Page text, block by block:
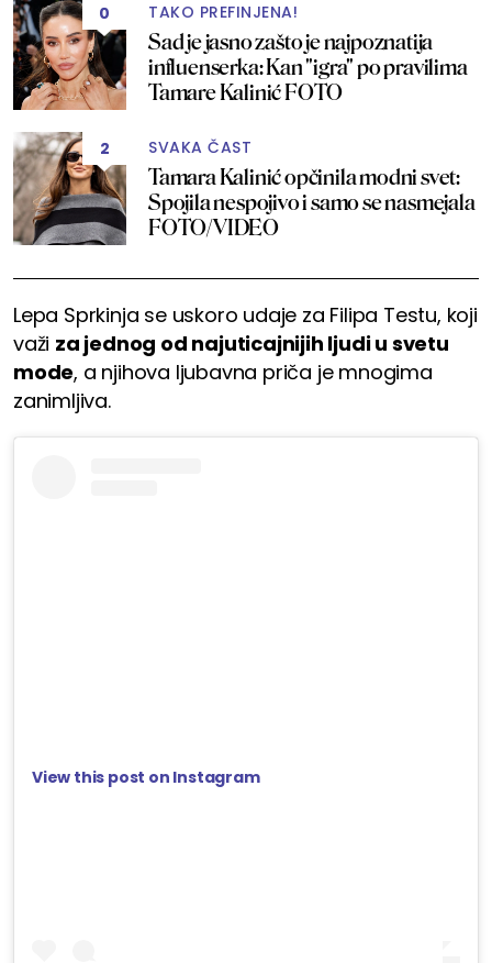
0 TAKO PREFINJENA!
Sad je jasno zašto je najpoznatija
influenserka: Kan "igra" po pravilima
Tamare Kalinić FOTO
2 SVAKA ČAST
Tamara Kalinić opčinila modni svet:
Spojila nespojivo i samo se nasmejala
FOTO/VIDEO
Lepa Sprkinja se uskoro udaje za Filipa Testu, koji
važi za jednog od najuticajnijih ljudi u svetu
mode, a njihova ljubavna priča je mnogima
zanimljiva.
View this post on Instagram